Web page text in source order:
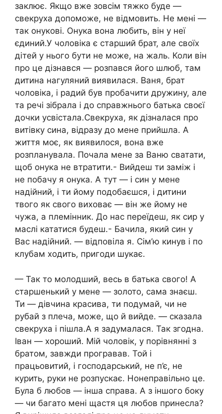
заклює. Якщо вже зовсім тяжко буде —
свекруха допоможе, не відмовить. Не мені —
так онукові. Онука вона любить, він у неї
єдиний.У чоловіка є старший брат, але своїх
дітей у нього бути не може, на жаль. Коли він
про це дізнався — розпався його шлюб, там
дитина нагуляний виявилася. Ваня, брат
чоловіка, і радий був пробачити дружину, але
та речі зібрала і до справжнього батька своєї
дочки усвістала.Свекруха, як дізналася про
витівку сина, відразу до мене прийшла. А
життя моє, як виявилося, вона вже
розпланувала. Почала мене за Ваню сватати,
щоб онука не втратити.- Вийдеш ти заміж і
не побачу я онука. А тут — і син у мене
надійний, і ти йому подобаєшся, і дитини
твого як свого виховає — він же йому не
чужа, а племінник. До нас переїдеш, як сир у
маслі кататися будеш.- Бачила, який син у
Вас надійний. — відповіла я. Сім’ю кинув і по
клубам ходить, пригоди шукає.
— Так то молодший, весь в батька свого! А
старшенький у мене — золото, сама знаєш.
Ти — дівчина красива, ти подумай, чи не
рубай з плеча, може, що й вийде. — сказала
свекруха і пішла.А я задумалася. Так згодна.
Іван — хороший. Мій чоловік, у порівнянні з
братом, завжди програвав. Той і
працьовитий, і господарський, не п’є, не
курить, руки не розпускає. Нонеправільно це.
Була б любов — інша справа. А з іншого боку
— чи багато мені щастя ця любов принесла?